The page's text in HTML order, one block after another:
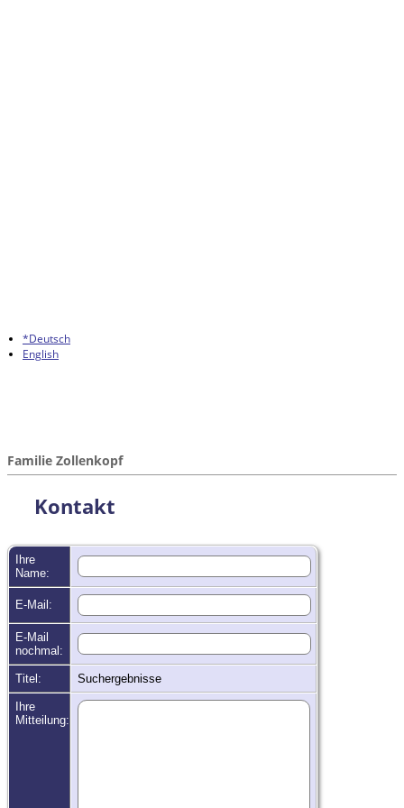
*Deutsch
English
Familie Zollenkopf
Kontakt
Ihre
Name:
E-Mail:
E-Mail
nochmal:
Titel: Suchergebnisse
Ihre
Mitteilung: